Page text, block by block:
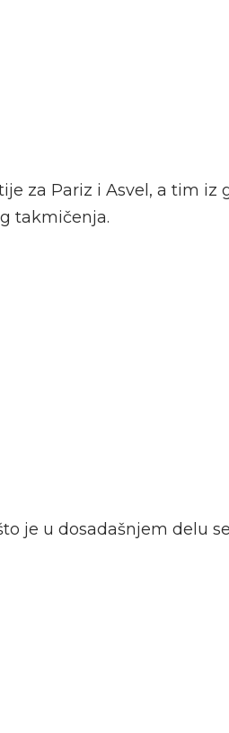
za Pariz i Asvel, a tim iz
takmičenja.
je u dosadašnjem delu